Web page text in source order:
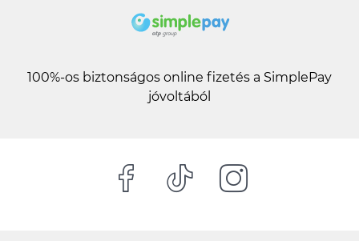
100%-os biztonságos online fizetés a SimplePay
jóvoltából